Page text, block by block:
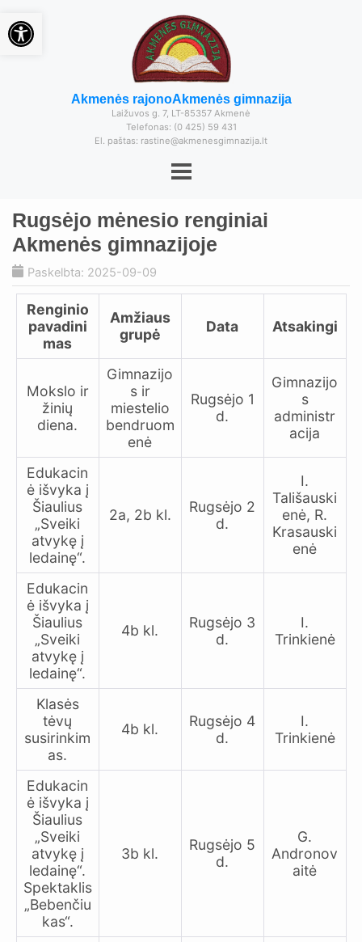
Akmenės rajonoAkmenės gimnazija
Laižuvos g. 7, LT-85357 Akmenė
Telefonas: (0 425) 59 431
El. paštas: rastine@akmenesgimnazija.lt
Rugsėjo mėnesio renginiai
Akmenės gimnazijoje
Paskelbta: 2025-09-09
Renginio
pavadini
mas
Amžiaus
grupė
Data Atsakingi
Mokslo ir
žinių
diena.
Gimnazijo
s ir
miestelio
bendruom
enė
Rugsėjo 1
d.
Gimnazijo
s
administr
acija
Edukacin
ė išvyka į
Šiaulius
„Sveiki
atvykę į
ledainę“.
2a, 2b kl.
Rugsėjo 2
d.
I.
Tališauski
enė, R.
Krasauski
enė
Edukacin
ė išvyka į
Šiaulius
„Sveiki
atvykę į
ledainę“.
4b kl.
Rugsėjo 3
d.
I.
Trinkienė
Klasės
tėvų
susirinkim
as.
4b kl.
Rugsėjo 4
d.
I.
Trinkienė
Edukacin
ė išvyka į
Šiaulius
„Sveiki
atvykę į
ledainę“.
Spektaklis
„Bebenčiu
kas“.
3b kl.
Rugsėjo 5
d.
G.
Andronov
aitė
Open toolbar